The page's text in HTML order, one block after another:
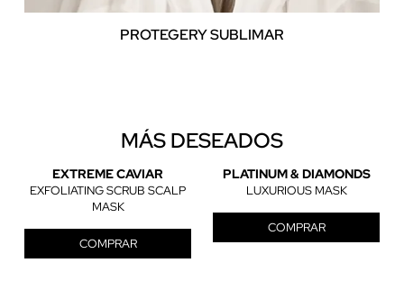
PROTEGERY SUBLIMAR
MÁS DESEADOS
EXTREME CAVIAR
EXFOLIATING SCRUB SCALP
MASK
COMPRAR
PLATINUM & DIAMONDS
LUXURIOUS MASK
COMPRAR